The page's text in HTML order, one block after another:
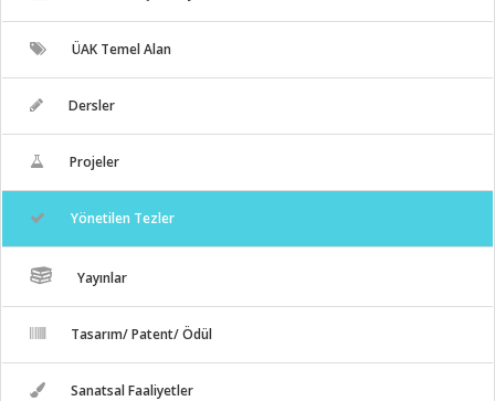
ÜAK Temel Alan
Dersler
Projeler
Yönetilen Tezler
Yayınlar
Tasarım/ Patent/ Ödül
Sanatsal Faaliyetler